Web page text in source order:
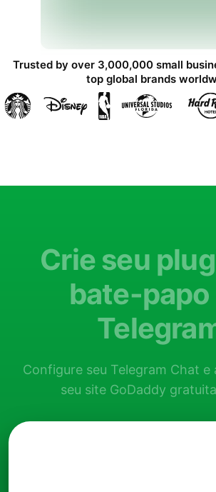
Trusted by over 3,000,000 small
top global brands
Crie seu
bate-papo
Configure seu Telegram Chat e
seu site GoDaddy